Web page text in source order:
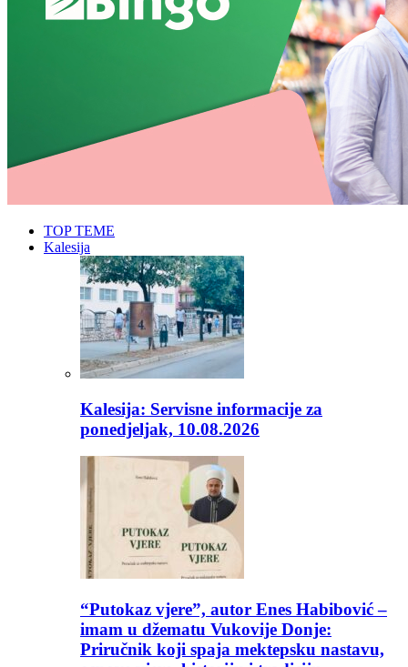
TOP TEME
Kalesija
Kalesija: Servisne informacije za
ponedjeljak, 10.08.2026
“Putokaz vjere”, autor Enes Habibović –
imam u džematu Vukovije Donje:
Priručnik koji spaja mektepsku nastavu,